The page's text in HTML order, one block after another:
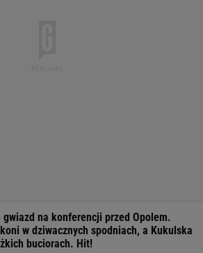
gwiazd na konferencji przed Opolem.
w dziwacznych spodniach, a Kukulska
buciorach. Hit!